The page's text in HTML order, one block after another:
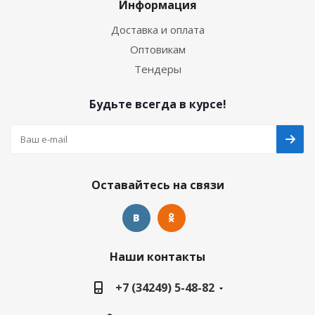
Информация
Доставка и оплата
Оптовикам
Тендеры
Будьте всегда в курсе!
Оставайтесь на связи
Наши контакты
+7 (34249) 5-48-82